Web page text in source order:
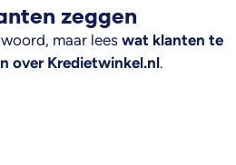
zeggen
maar leeswat klanten te
over Kredietwinkel.nl.